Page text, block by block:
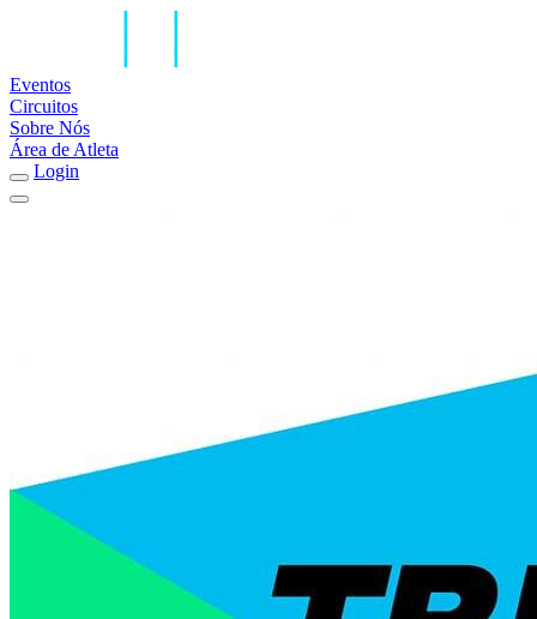
Eventos
Circuitos
Sobre Nós
Área de Atleta
Login